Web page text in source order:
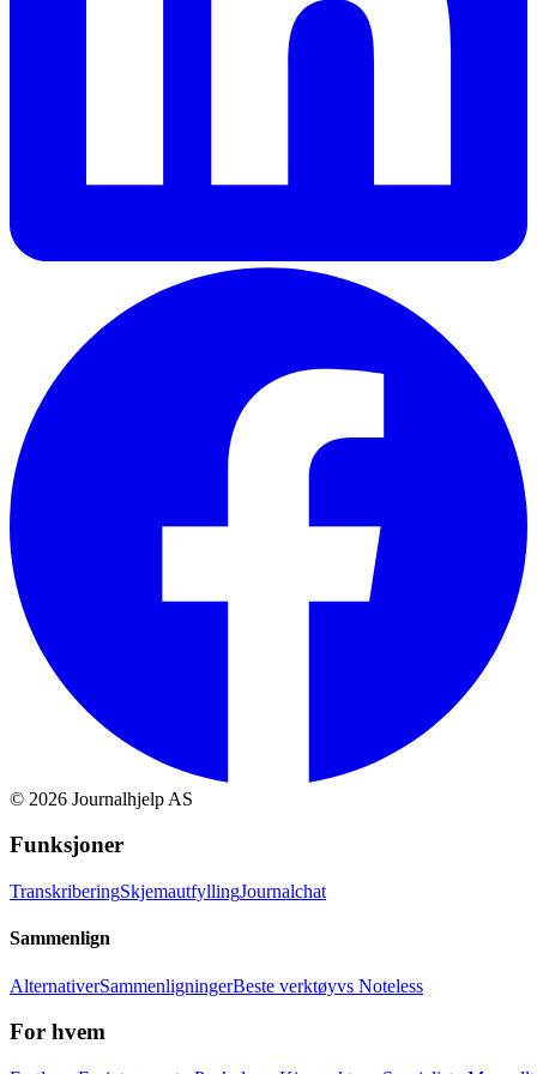
© 2026 Journalhjelp AS
Funksjoner
TranskriberingSkjemautfyllingJournalchat
Sammenlign
AlternativerSammenligningerBeste verktøyvs Noteless
For hvem